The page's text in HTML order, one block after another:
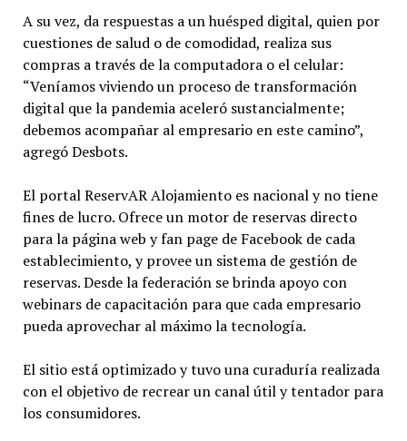
A su vez, da respuestas a un huésped digital, quien por
cuestiones de salud o de comodidad, realiza sus
compras a través de la computadora o el celular:
“Veníamos viviendo un proceso de transformación
digital que la pandemia aceleró sustancialmente;
debemos acompañar al empresario en este camino”,
agregó Desbots.
El portal ReservAR Alojamiento es nacional y no tiene
fines de lucro. Ofrece un motor de reservas directo
para la página web y fan page de Facebook de cada
establecimiento, y provee un sistema de gestión de
reservas. Desde la federación se brinda apoyo con
webinars de capacitación para que cada empresario
pueda aprovechar al máximo la tecnología.
El sitio está optimizado y tuvo una curaduría realizada
con el objetivo de recrear un canal útil y tentador para
los consumidores.